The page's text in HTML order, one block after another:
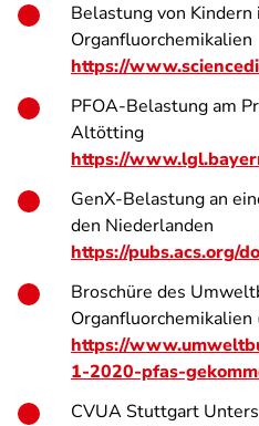
Belastung von
Organfluorchemikalien
https://
PFOA-Belastung am
Altötting
https://
GenX-Belastung an
den Niederlanden
https://pubs.acs.org/
Broschüre des
Organfluorchemikalien
https://
1-2020-pfas-
CVUA Stuttgart